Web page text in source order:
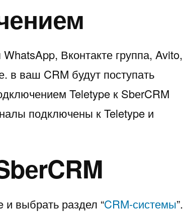
Вконтакте группа, Avito,
в ваш CRM будут поступать
Teletype к SbеrCRM
подключены к Teletype и
и выбрать раздел “CRM-системы”.